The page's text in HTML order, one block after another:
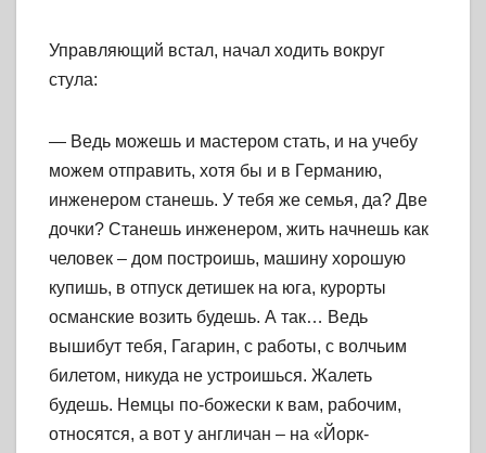
Управляющий встал, начал ходить вокруг
стула:
— Ведь можешь и мастером стать, и на учебу
можем отправить, хотя бы и в Германию,
инженером станешь. У тебя же семья, да? Две
дочки? Станешь инженером, жить начнешь как
человек – дом построишь, машину хорошую
купишь, в отпуск детишек на юга, курорты
османские возить будешь. А так… Ведь
вышибут тебя, Гагарин, с работы, с волчьим
билетом, никуда не устроишься. Жалеть
будешь. Немцы по-божески к вам, рабочим,
относятся, а вот у англичан – на «Йорк-